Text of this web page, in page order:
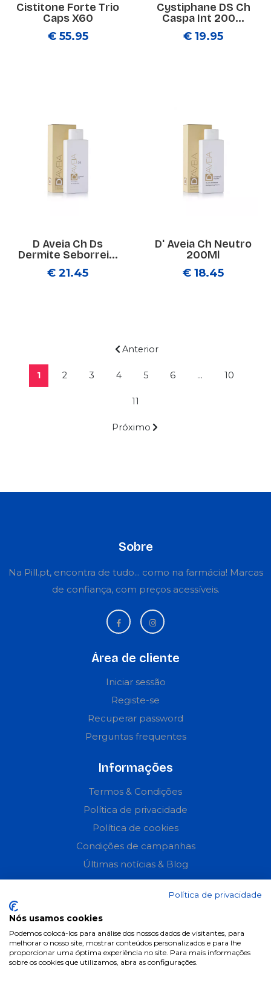
Cistitone Forte Trio
Caps X60
€ 55.95
Cystiphane DS Ch
Caspa Int 200...
€ 19.95
D Aveia Ch Ds
Dermite Seborrei...
€ 21.45
D' Aveia Ch Neutro
200Ml
€ 18.45
Anterior
1 2 3 4 5 6 ... 10
11
Próximo
Sobre
Na Pill.pt, encontra de tudo... como na farmácia! Marcas
de confiança, com preços acessíveis.
Área de cliente
Iniciar sessão
Registe-se
Recuperar password
Perguntas frequentes
Informações
Termos & Condições
Política de privacidade
Política de cookies
Condições de campanhas
Últimas notícias & Blog
Política de privacidade
Nós usamos cookies
Podemos colocá-los para análise dos nossos dados de visitantes, para
melhorar o nosso site, mostrar conteúdos personalizados e para lhe
proporcionar uma óptima experiência no site. Para mais informações
sobre os cookies que utilizamos, abra as configurações.